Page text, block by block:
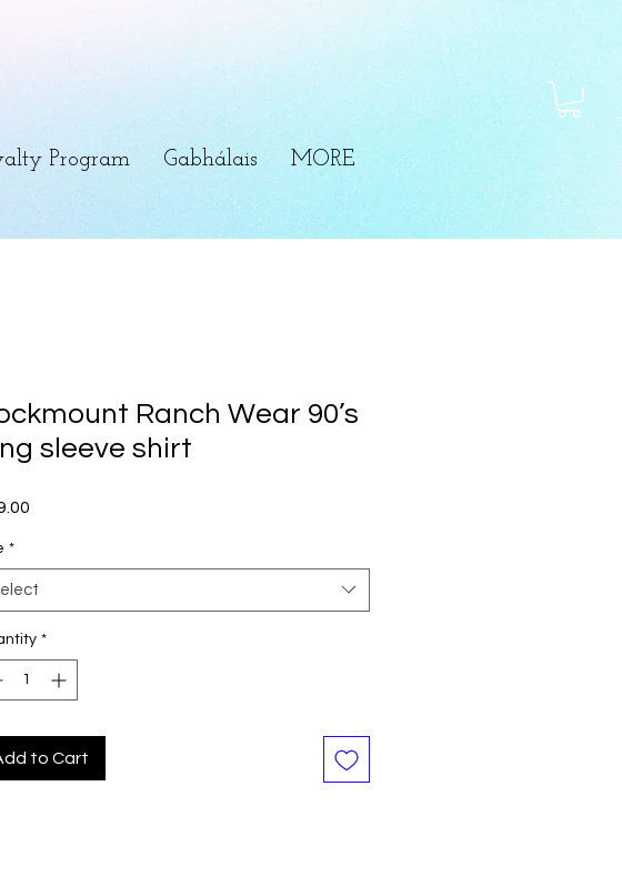
Program Gabhálais MORE
Ranch Wear 90’s
sleeve shirt
*
*
to Cart